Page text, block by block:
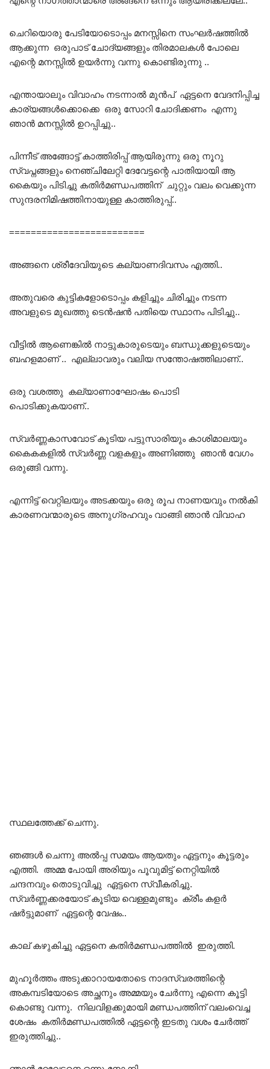
ചെറിയൊരു പേടിയോടൊപ്പം മനസ്സിനെ സംഘർഷത്തിൽ
ആക്കുന്ന ഒരുപാട് ചോദ്യങ്ങളും തിരമാലകൾ പോലെ
എന്റെ മനസ്സിൽ ഉയർന്നു വന്നു കൊണ്ടിരുന്നു ..
എന്തായാലും വിവാഹം നടന്നാൽ മുൻപ് ഏട്ടനെ വേദനിപ്പിച്ച
കാര്യങ്ങൾക്കൊക്കെ ഒരു സോറി ചോദിക്കണം എന്നു
ഞാൻ മനസ്സിൽ ഉറപ്പിച്ചു..
പിന്നീട് അങ്ങോട്ട് കാത്തിരിപ്പ് ആയിരുന്നു ഒരു നൂറു
സ്വപ്നങ്ങളും നെഞ്ചിലേറ്റി ദേവേട്ടന്റെ പാതിയായി ആ
കൈയും പിടിച്ചു കതിർമണ്ഡപത്തിന് ചുറ്റും വലം വെക്കുന്ന
സുന്ദരനിമിഷത്തിനായുള്ള കാത്തിരുപ്പ്..
=========================
അങ്ങനെ ശ്രീദേവിയുടെ കല്യാണദിവസം എത്തി..
അതുവരെ കുട്ടികളോടൊപ്പം കളിച്ചും ചിരിച്ചും നടന്ന
അവളുടെ മുഖത്തു ടെൻഷൻ പതിയെ സ്ഥാനം പിടിച്ചു..
വീട്ടിൽ ആണെങ്കിൽ നാട്ടുകാരുടെയും ബന്ധുക്കളുടെയും
ബഹളമാണ് .. എല്ലാവരും വലിയ സന്തോഷത്തിലാണ്..
ഒരു വശത്തു കല്യാണാഘോഷം പൊടി
പൊടിക്കുകയാണ്..
സ്വർണ്ണകാസവോട് കൂടിയ പട്ടുസാരിയും കാശിമാലയും
കൈകകളിൽ സ്വർണ്ണ വളകളും അണിഞ്ഞു ഞാൻ വേഗം
ഒരുങ്ങി വന്നു.
എന്നിട്ട് വെറ്റിലയും അടക്കയും ഒരു രൂപ നാണയവും നൽകി
കാരണവന്മാരുടെ അനുഗ്രഹവും വാങ്ങി ഞാൻ വിവാഹ
സ്ഥലത്തേക്ക് ചെന്നു.
ഞങ്ങൾ ചെന്നു അൽപ്പ സമയം ആയതും ഏട്ടനും കൂട്ടരും
എത്തി. അമ്മ പോയി അരിയും പൂവുമിട്ട് നെറ്റിയിൽ
ചന്ദനവും തൊടുവിച്ചു ഏട്ടനെ സ്വീകരിച്ചു.
സ്വർണ്ണക്കരയോട് കൂടിയ വെള്ളമുണ്ടും ക്രീം കളർ
ഷർട്ടുമാണ് ഏട്ടന്റെ വേഷം..
കാല് കഴുകിച്ചു ഏട്ടനെ കതിർമണ്ഡപത്തിൽ ഇരുത്തി.
മുഹൂർത്തം അടുക്കാറായതോടെ നാദസ്വരത്തിന്റെ
അകമ്പടിയോടെ അച്ഛനും അമ്മയും ചേർന്നു എന്നെ കൂട്ടി
കൊണ്ടു വന്നു. നിലവിളക്കുമായി മണ്ഡപത്തിന് വലംവെച്ച
ശേഷം കതിർമണ്ഡപത്തിൽ ഏട്ടന്റെ ഇടതു വശം ചേർത്ത്
ഇരുത്തിച്ചു..